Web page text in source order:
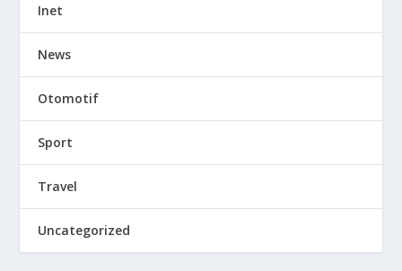
Inet
News
Otomotif
Sport
Travel
Uncategorized